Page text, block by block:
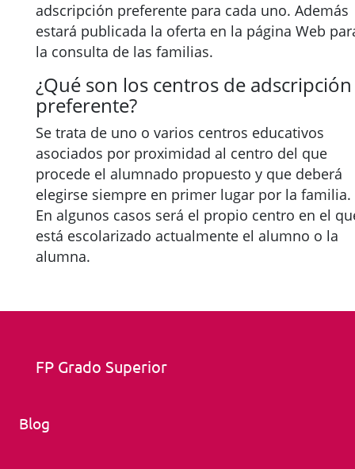
adscripción preferente para cada uno. Además
estará publicada la oferta en la página Web
la consulta de las familias.
¿Qué son los centros de adscripción
preferente?
Se trata de uno o varios centros educativos
asociados por proximidad al centro del que
procede el alumnado propuesto y que deberá
elegirse siempre en primer lugar por la familia.
En algunos casos será el propio centro en el
está escolarizado actualmente el alumno o la
alumna.
FP Grado Superior
Blog